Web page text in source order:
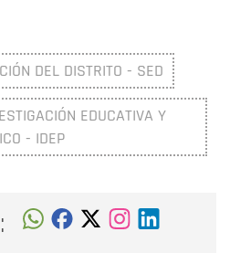
DEL DISTRITO - SED
EDUCATIVA Y
- IDEP